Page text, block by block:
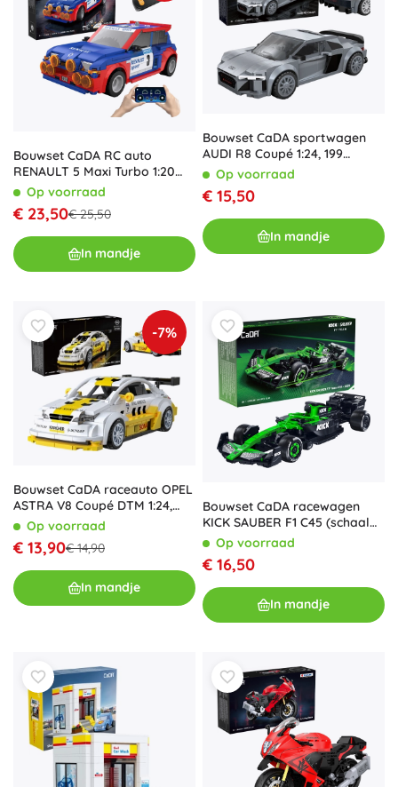
Bouwset CaDA RC auto
RENAULT 5 Maxi Turbo 1:20
(282 stukjes)
Op voorraad
€ 23,50€ 25,50
In mandje
Bouwset CaDA sportwagen
AUDI R8 Coupé 1:24, 199
stukjes
Op voorraad
€ 15,50
In mandje
-7%
Bouwset CaDA raceauto OPEL
ASTRA V8 Coupé DTM 1:24,
305 stukjes
Op voorraad
€ 13,90€ 14,90
In mandje
Bouwset CaDA racewagen
KICK SAUBER F1 C45 (schaal
1:24, 348 stukjes)
Op voorraad
€ 16,50
In mandje